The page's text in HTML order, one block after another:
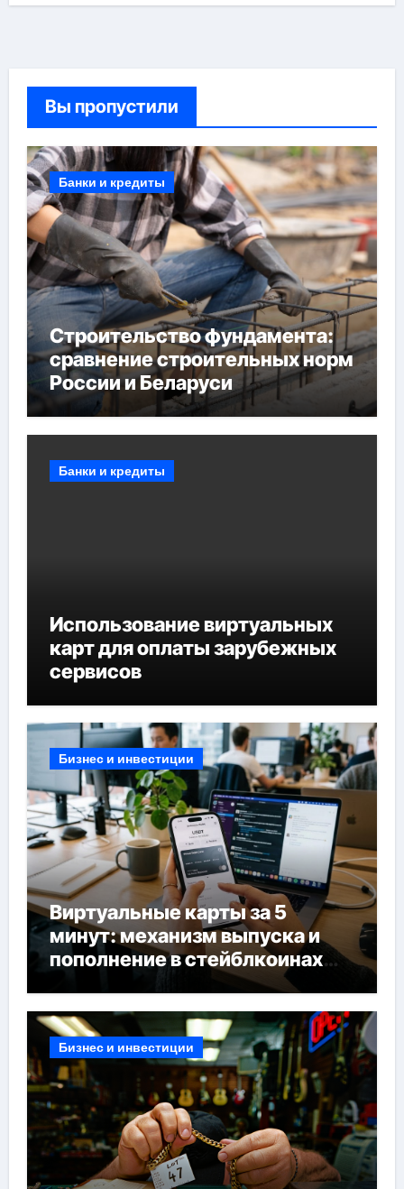
Вы пропустили
Банки и кредиты
Строительство фундамента:
сравнение строительных норм
России и Беларуси
Банки и кредиты
Использование виртуальных
карт для оплаты зарубежных
сервисов
Бизнес и инвестиции
Виртуальные карты за 5
минут: механизм выпуска и
пополнение в стейблкоинах
без банковской верификации
Бизнес и инвестиции